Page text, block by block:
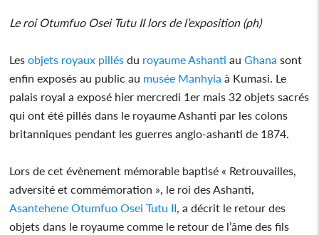
Le roi Otumfuo Osei Tutu II lors de l’exposition (ph)
Les objets royaux pillés du royaume Ashanti auGhana sont
enfin exposés au public au musée Manhyia à Kumasi. Le
palais royal a exposé hier mercredi 1er mais 32 objets sacrés
qui ont été pillés dans le royaume Ashanti par les colons
britanniques pendant les guerres anglo-ashanti de 1874.
Lors de cet évènement mémorable baptisé « Retrouvailles,
adversité et commémoration », le roi des Ashanti,
Asantehene Otumfuo Osei Tutu II , a décrit le retour des
objets dans le royaume comme le retour de l’âme des fils